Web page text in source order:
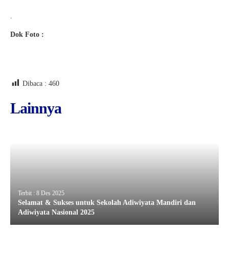
Dok Foto :
Dibaca : 460
Lainnya
Terbit : 8 Des 2025
Selamat & Sukses untuk Sekolah Adiwiyata Mandiri dan
Adiwiyata Nasional 2025